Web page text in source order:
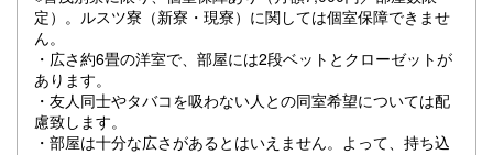
定）。ルスツ寮（新寮・現寮）に関しては個室保障できませ
ん。
・広さ約6畳の洋室で、部屋には2段ベットとクローゼットが
あります。
・友人同士やタバコを吸わない人との同室希望については配
慮致します。
・部屋は十分な広さがあるとはいえません。よって、持ち込